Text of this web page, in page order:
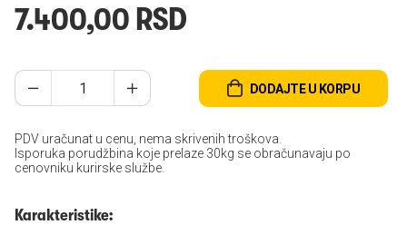
7.400,00 RSD
DODAJTE U KORPU
PDV uračunat u cenu, nema skrivenih troškova.
Isporuka porudžbina koje prelaze 30kg se obračunavaju po
cenovniku kurirske službe.
Karakteristike: